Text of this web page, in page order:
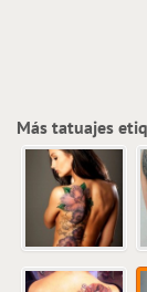
Más tatuajes